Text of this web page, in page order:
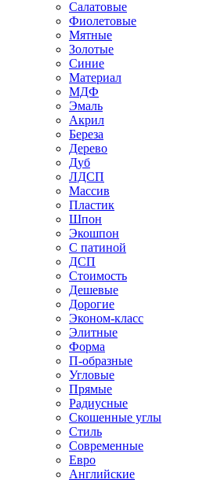
Салатовые
Фиолетовые
Мятные
Золотые
Синие
Материал
МДФ
Эмаль
Акрил
Береза
Дерево
Дуб
ЛДСП
Массив
Пластик
Шпон
Экошпон
С патиной
ДСП
Стоимость
Дешевые
Дорогие
Эконом-класс
Элитные
Форма
П-образные
Угловые
Прямые
Радиусные
Скошенные углы
Стиль
Современные
Евро
Английские